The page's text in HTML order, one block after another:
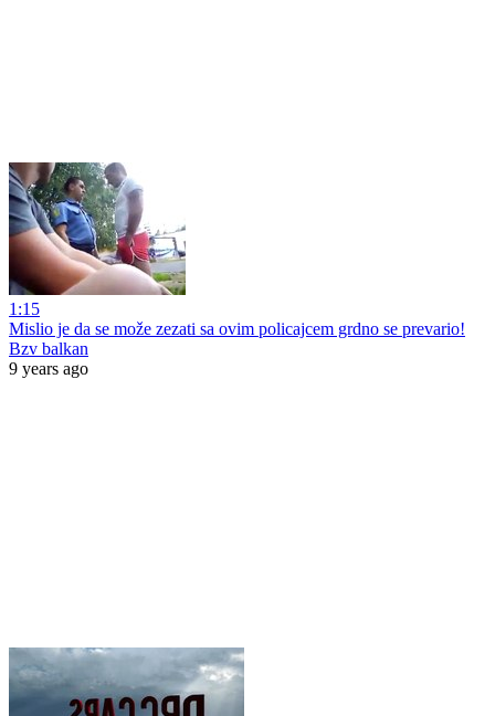
1:15
Mislio je da se može zezati sa ovim policajcem grdno se prevario!
Bzv balkan
9 years ago